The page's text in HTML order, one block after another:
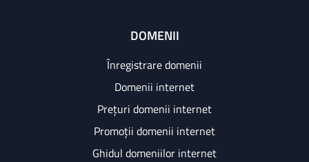
DOMENII
Înregistrare domenii
Domenii internet
Prețuri domenii internet
Promoții domenii internet
Ghidul domeniilor internet